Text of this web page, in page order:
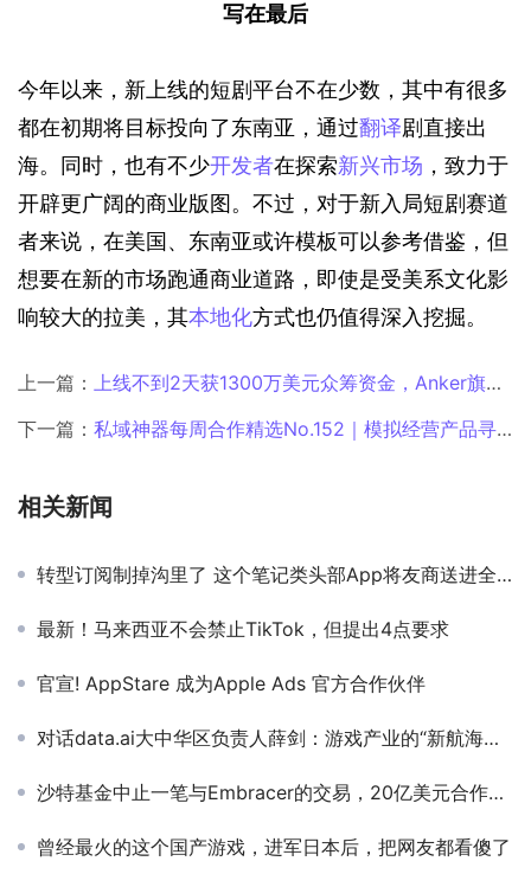
写在最后
今年以来，新上线的短剧平台不在少数，其中有很多
都在初期将目标投向了东南亚，通过翻译剧直接出
海。同时，也有不少开发者在探索新兴市场 ，致力于
开辟更广阔的商业版图。不过，对于新入局短剧赛道
者来说，在美国、东南亚或许模板可以参考借鉴，但
想要在新的市场跑通商业道路，即使是受美系文化影
响较大的拉美，其本地化方式也仍值得深入挖掘。
上一篇： 上线不到2天获1300万美元众筹资金，Anker旗下3D打印机又爆了？
下一篇： 私域神器每周合作精选No.152｜模拟经营产品寻中东地区代理发行；AI产品及H5精品游戏寻流量；海外短剧APP寻CPS合作
相关新闻
转型订阅制掉沟里了 这个笔记类头部App将友商送进全球付费榜榜首
最新！马来西亚不会禁止TikTok，但提出4点要求
官宣! AppStare 成为Apple Ads 官方合作伙伴
对话data.ai大中华区负责人薛剑：游戏产业的“新航海时代”
沙特基金中止一笔与Embracer的交易，20亿美元合作告吹
曾经最火的这个国产游戏，进军日本后，把网友都看傻了